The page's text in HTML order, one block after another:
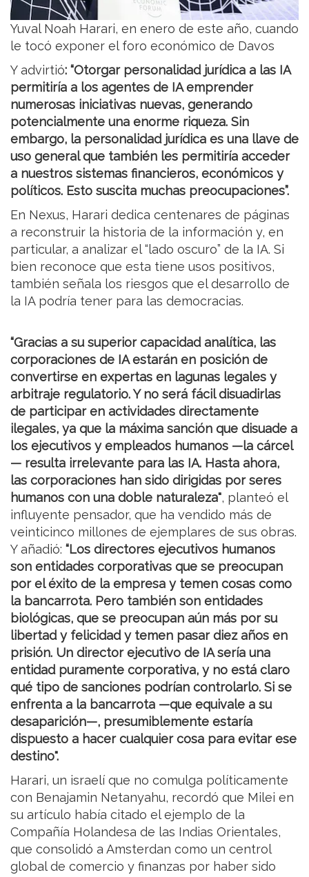
Yuval Noah Harari, en enero de este año, cuando
le tocó exponer el foro económico de Davos
Y advirtió: “Otorgar personalidad jurídica a las IA
permitiría a los agentes de IA emprender
numerosas iniciativas nuevas, generando
potencialmente una enorme riqueza. Sin
embargo, la personalidad jurídica es una llave de
uso general que también les permitiría acceder
a nuestros sistemas financieros, económicos y
políticos. Esto suscita muchas preocupaciones”.
En Nexus, Harari dedica centenares de páginas
a reconstruir la historia de la información y, en
particular, a analizar el “lado oscuro” de la IA. Si
bien reconoce que esta tiene usos positivos,
también señala los riesgos que el desarrollo de
la IA podría tener para las democracias.
“Gracias a su superior capacidad analítica, las
corporaciones de IA estarán en posición de
convertirse en expertas en lagunas legales y
arbitraje regulatorio. Y no será fácil disuadirlas
de participar en actividades directamente
ilegales, ya que la máxima sanción que disuade a
los ejecutivos y empleados humanos —la cárcel
— resulta irrelevante para las IA. Hasta ahora,
las corporaciones han sido dirigidas por seres
humanos con una doble naturaleza", planteó el
influyente pensador, que ha vendido más de
veinticinco millones de ejemplares de sus obras.
Y añadió: “Los directores ejecutivos humanos
son entidades corporativas que se preocupan
por el éxito de la empresa y temen cosas como
la bancarrota. Pero también son entidades
biológicas, que se preocupan aún más por su
libertad y felicidad y temen pasar diez años en
prisión. Un director ejecutivo de IA sería una
entidad puramente corporativa, y no está claro
qué tipo de sanciones podrían controlarlo. Si se
enfrenta a la bancarrota —que equivale a su
desaparición—, presumiblemente estaría
dispuesto a hacer cualquier cosa para evitar ese
destino".
Harari, un israelí que no comulga políticamente
con Benajamin Netanyahu, recordó que Milei en
su artículo había citado el ejemplo de la
Compañía Holandesa de las Indias Orientales,
que consolidó a Amsterdan como un centrol
global de comercio y finanzas por haber sido